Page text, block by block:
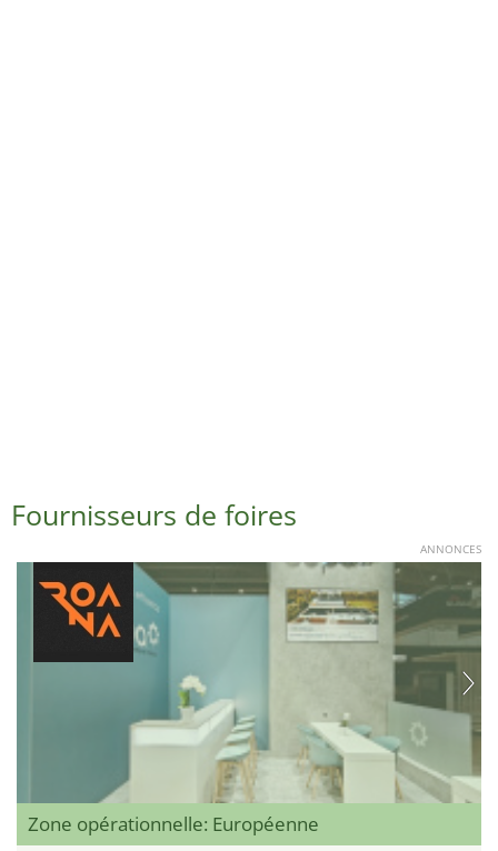
Fournisseurs de foires
ANNONCES
Zone opérationnelle: Européenne